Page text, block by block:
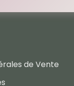
de Vente